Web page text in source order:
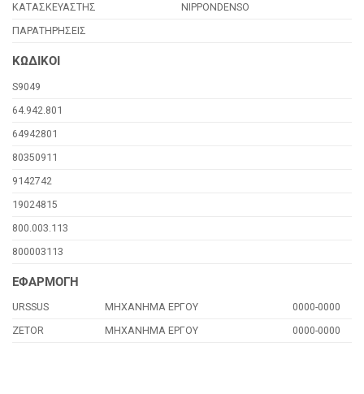
ΚΑΤΑΣΚΕΥΑΣΤΗΣ
NIPPONDENSO
ΠΑΡΑΤΗΡΗΣΕΙΣ
ΚΩΔΙΚΟΙ
S9049
64.942.801
64942801
80350911
9142742
19024815
800.003.113
800003113
ΕΦΑΡΜΟΓΗ
URSSUS ΜΗΧΑΝΗΜΑ ΕΡΓΟΥ
0000-0000
ZETOR
ΜΗΧΑΝΗΜΑ ΕΡΓΟΥ 0000-0000